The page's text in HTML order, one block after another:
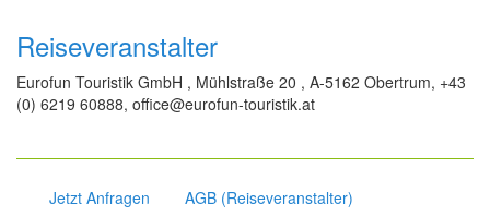
Reiseveranstalter
Eurofun Touristik GmbH , Mühlstraße 20 , A-5162 Obertrum, +43
(0) 6219 60888, office@eurofun-touristik.at
Jetzt Anfragen
AGB (Reiseveranstalter)